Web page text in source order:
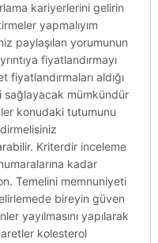
kariyerlerini gelirin
yapmalıyım
paylaşılan yorumunun
fiyatlandırmayı
fiyatlandırmaları aldığı
sağlayacak mümkündür
konudaki tutumunu
Kriterdir inceleme
kadar
Temelini memnuniyeti
bireyin güven
yayılmasını yapılarak
kolesterol